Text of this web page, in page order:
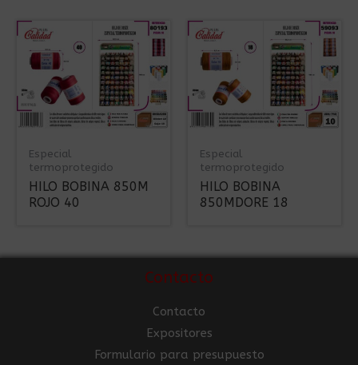
Especial
termoprotegido
HILO BOBINA 850M
ROJO 40
Especial
termoprotegido
HILO BOBINA
850MDORE 18
Contacto
Contacto
Expositores
Formulario para presupuesto